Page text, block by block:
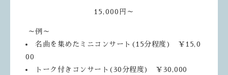
15,000円～
～例～
名曲を集めたミニコンサート (15分程度 ) ￥15 ,0
00
トーク付きコンサート(30分程度) ￥30,000